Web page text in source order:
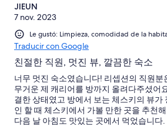
JIEUN
7 nov. 2023
Le gustó: Limpieza, comodidad de la
Traducir con Google
친절한 직원, 멋진 뷰, 깔끔한 숙소
너무 멋진 숙소였습니다! 리셉션의 직원분
무거운 제 캐리어를 방까지 올려다주셨어
결한 상태였고 방에서 보는 체스키의 뷰가
인 할 때 체스키에서 가볼 만한 곳을 추천
다음 날 아침도 맛있는 곳에서 먹었습니다